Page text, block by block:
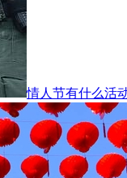
情人节有什么活